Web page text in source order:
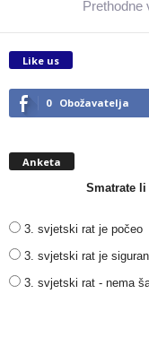
Prethodne
Like us
0 Obožavatelja
Anketa
Smatrate
3. svjetski rat je počeo
3. svjetski rat je siguran
3. svjetski rat - nema